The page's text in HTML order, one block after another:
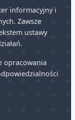
informacyjny i
Zawsze
ustawy
opracowania